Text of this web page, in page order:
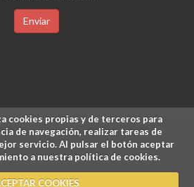
Enviar
Europea de Dirección y Economía de la
Empresa.
cookies propias y de terceros para
de navegación, realizar tareas de
servicio. Al pulsar el botón aceptar
a nuestra política de cookies.
COOKIES